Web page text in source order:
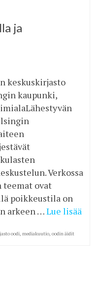
ja
keskuskirjasto
kaupunki,
Verkossa
teemat ovat
poikkeustila on
arkeen …Lue lisää
oodi, mediakuutio, oodin äidit